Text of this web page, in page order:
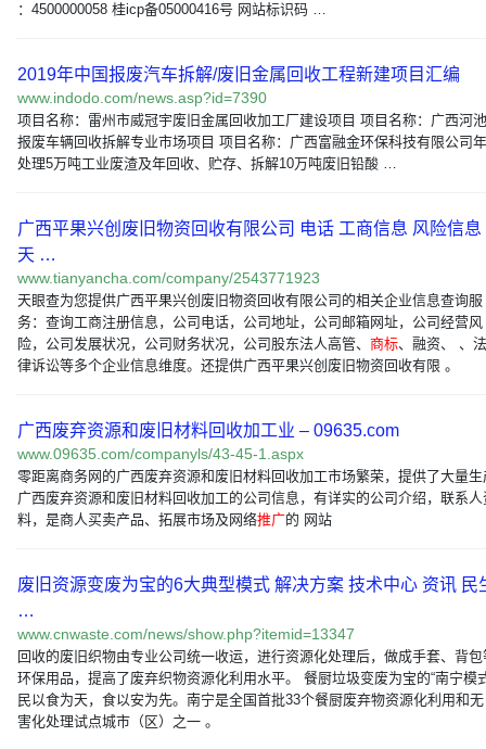
：4500000058 桂icp备05000416号 网站标识码 …
2019年中国报废汽车拆解/废旧金属回收工程新建项目汇编
www.indodo.com/news.asp?id=7390
项目名称：雷州市威冠宇废旧金属回收加工厂建设项目 项目名称：广西河池
报废车辆回收拆解专业市场项目 项目名称：广西富融金环保科技有限公司年
处理5万吨工业废渣及年回收、贮存、拆解10万吨废旧铅酸 …
广西平果兴创废旧物资回收有限公司 电话 工商信息 风险信息
天 …
www.tianyancha.com/company/2543771923
天眼查为您提供广西平果兴创废旧物资回收有限公司的相关企业信息查询服
务：查询工商注册信息，公司电话，公司地址，公司邮箱网址，公司经营风
险，公司发展状况，公司财务状况，公司股东法人高管、 商标、融资、 、法
律诉讼等多个企业信息维度。还提供广西平果兴创废旧物资回收有限 。
广西废弃资源和废旧材料回收加工业 – 09635.com
www.09635.com/companyls/43-45-1.aspx
零距离商务网的广西废弃资源和废旧材料回收加工市场繁荣，提供了大量生
广西废弃资源和废旧材料回收加工的公司信息，有详实的公司介绍，联系人
料，是商人买卖产品、拓展市场及网络推广的 网站
废旧资源变废为宝的6大典型模式 解决方案 技术中心 资讯 民
…
www.cnwaste.com/news/show.php?itemid=13347
回收的废旧织物由专业公司统一收运，进行资源化处理后，做成手套、背包
环保用品，提高了废弃织物资源化利用水平。 餐厨垃圾变废为宝的“南宁模
民以食为天，食以安为先。南宁是全国首批33个餐厨废弃物资源化利用和无
害化处理试点城市（区）之一 。